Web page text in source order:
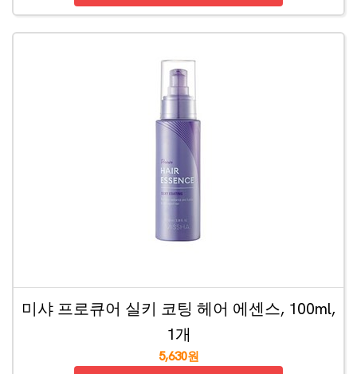
미샤 프로큐어 실키 코팅 헤어 에센스, 100ml,
1개
5,630원